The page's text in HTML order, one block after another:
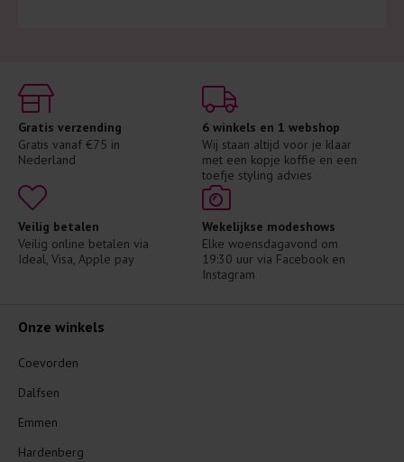
Gratis verzending
Gratis vanaf €75 in
Nederland
6 winkels en 1 webshop
Wij staan altijd voor je klaar
met een kopje koffie en een
toefje styling advies
Veilig betalen
Veilig online betalen via
Ideal, Visa, Apple pay
Wekelijkse modeshows
Elke woensdagavond om
19:30 uur via Facebook en
Instagram
Onze winkels
Coevorden
Dalfsen
Emmen
Hardenberg